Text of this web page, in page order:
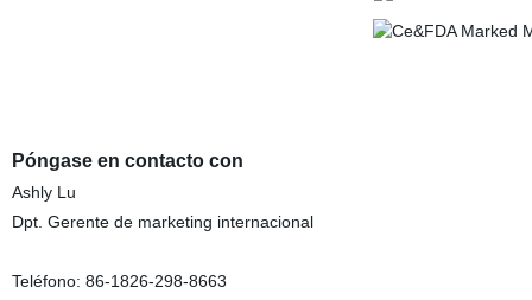
Póngase en contacto con
Ashly Lu
Dpt. Gerente de marketing internacional
Teléfono: 86-1826-298-8663